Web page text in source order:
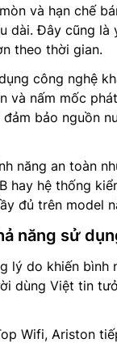
và hạn chế
dài. Đây cũng là
theo thời gian.
công nghệ
và nấm mốc
bảo nguồn
năng an toàn
hay hệ thống
đủ trên model
năng sử
lý do khiến bình
dùng Việt tin
Wifi, Ariston